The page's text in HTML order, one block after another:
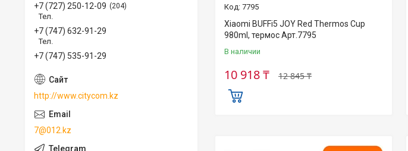
7795
Xiaomi BUFFi5 JOY Red Thermos Cup
980ml, термос Арт.7795
В наличии
12 845 ₸
10 918 ₸
+7 (727) 250-12-09 204
Тел.
+7 (747) 632-91-29
Тел.
+7 (747) 535-91-29
http://www.citycom.kz
7@012.kz